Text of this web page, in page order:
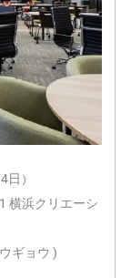
）
横浜クリエーシ
ギョウ )